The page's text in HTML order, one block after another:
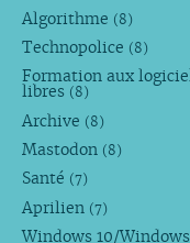
Algorithme (8)
Technopolice (8)
Formation aux
libres (8)
Archive (8)
Mastodon (8)
Santé (7)
Aprilien (7)
Windows 10/Windows